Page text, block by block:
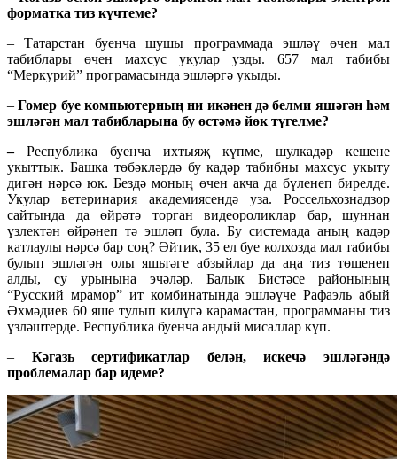
форматка тиз күчтеме?
– Татарстан буенча шушы программада эшләү өчен мал
табиблары өчен махсус укулар узды. 657 мал табибы
“Меркурий” програмасында эшләргә укыды.
–Гомер буе компьютерның ни икәнен дә белми яшәгән һәм
эшләгән мал табибларына бу өстәмә йөк түгелме?
– Республика буенча ихтыяҗ күпме, шулкадәр кешене
укыттык. Башка төбәкләрдә бу кадәр табибны махсус укыту
дигән нәрсә юк. Бездә моның өчен акча да бүленеп бирелде.
Укулар ветеринария академиясендә уза. Россельхознадзор
сайтында да өйрәтә торган видеороликлар бар, шуннан
үзлектән өйрәнеп тә эшләп була. Бу системада аның кадәр
катлаулы нәрсә бар соң? Әйтик, 35 ел буе колхозда мал табибы
булып эшләгән олы яшьтәге абзыйлар да аңа тиз төшенеп
алды, су урынына эчәләр. Балык Бистәсе районының
“Русский мрамор” ит комбинатында эшләүче Рафаэль абый
Әхмәдиев 60 яше тулып килүгә карамастан, программаны тиз
үзләштерде. Республика буенча андый мисаллар күп.
– Кәгазь сертификатлар белән, искечә эшләгәндә
проблемалар бар идеме?